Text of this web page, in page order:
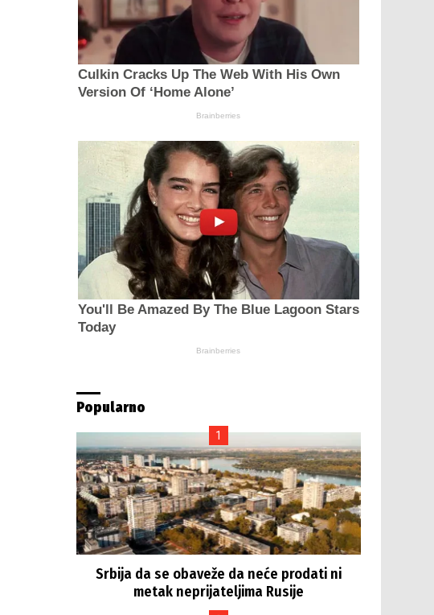
Popularno
Srbija da se obaveže da neće prodati ni
metak neprijateljima Rusije